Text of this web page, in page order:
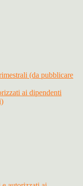
(da pubblicare
ai dipendenti